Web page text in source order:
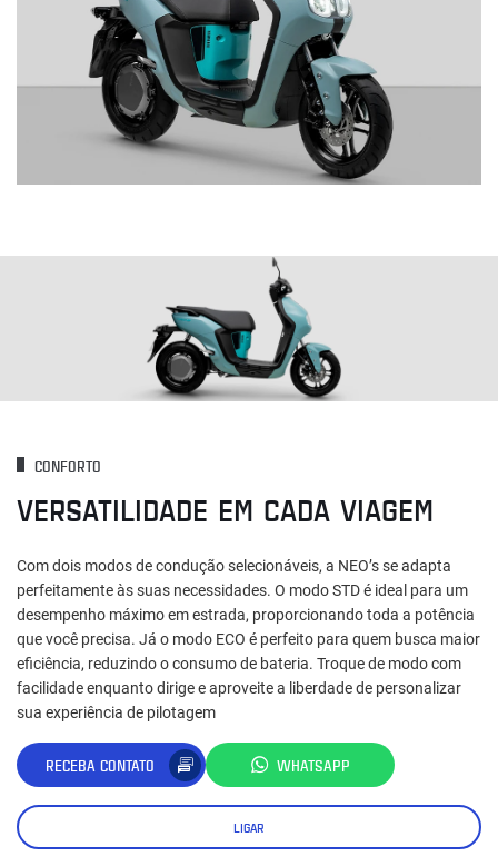
CONFORTO
VERSATILIDADE EM CADA VIAGEM
Com dois modos de condução selecionáveis, a NEO’s se adapta
perfeitamente às suas necessidades. O modo STD é ideal para um
desempenho máximo em estrada, proporcionando toda a potência
que você precisa. Já o modo ECO é perfeito para quem busca maior
eficiência, reduzindo o consumo de bateria. Troque de modo com
facilidade enquanto dirige e aproveite a liberdade de personalizar
sua experiência de pilotagem
RECEBA CONTATO WHATSAPP
LIGAR